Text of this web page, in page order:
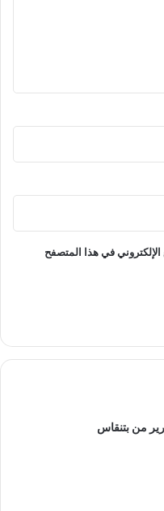
في هذا المتصفح
من بتنقاس